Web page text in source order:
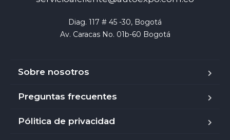
Diag. 117 # 45 -30, Bogotá
Av. Caracas No. 01b-60 Bogotá
Sobre nosotros
Preguntas frecuentes
Pólitica de privacidad